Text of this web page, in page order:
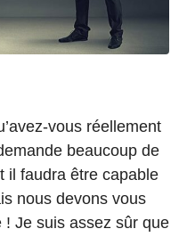
vous réellement
beaucoup de
il faudra être capable
nous devons vous
! Je suis assez sûr que